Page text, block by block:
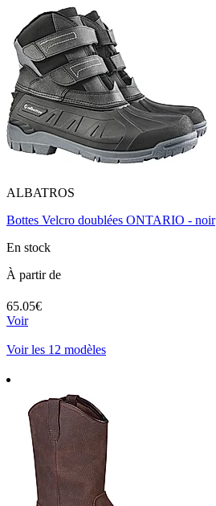
ALBATROS
Bottes Velcro doublées ONTARIO - noir
En stock
À partir de
65.05€
Voir
Voir les 12 modèles